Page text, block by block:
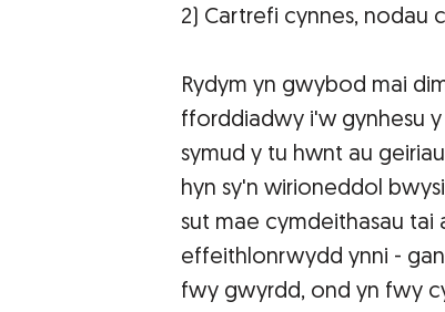
2) Cartrefi cynnes, nodau
Rydym yn gwybod mai
fforddiadwy i'w gynhesu
symud y tu hwnt au
hyn sy'n wirioneddol
sut mae cymdeithasau
effeithlonrwydd ynni -
fwy gwyrdd, ond yn fwy